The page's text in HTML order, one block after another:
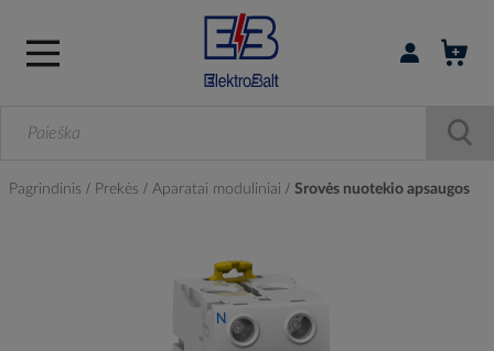
Prisijungti /
Pagrindinis Prekės Aparatai moduliniai Srovės nuotekio apsaugos